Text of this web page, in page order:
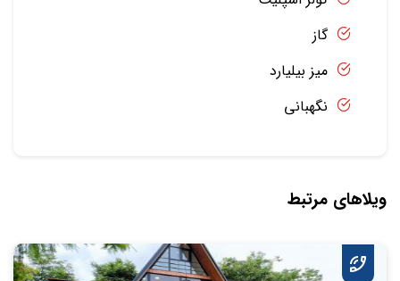
گاز
میز بیلیارد
نگهبانی
ویلاهای مرتبط